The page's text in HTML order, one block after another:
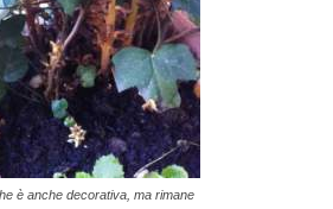
è anche decorativa, ma rimane